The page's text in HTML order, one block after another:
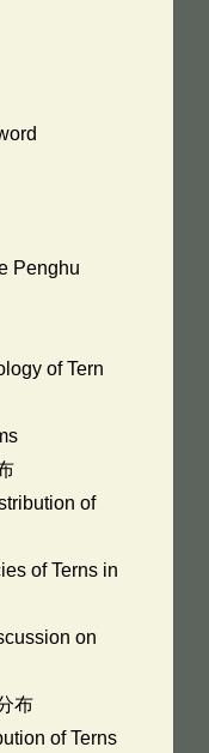
Penghu
of Tern
of
of Terns in
on
布
of Terns